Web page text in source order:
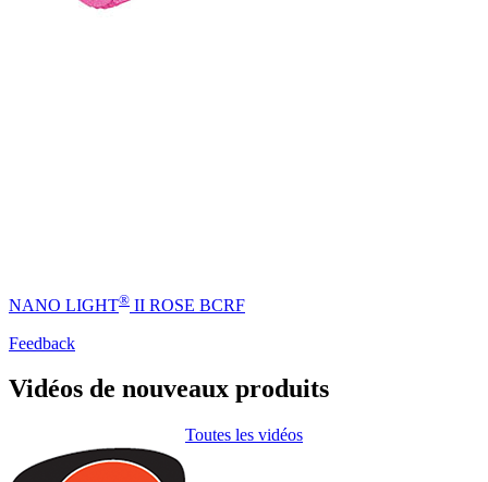
NANO LIGHT® II ROSE BCRF
Feedback
Vidéos de nouveaux produits
Toutes les vidéos